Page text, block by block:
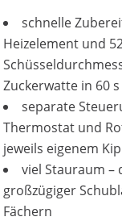
schnelle
Heizelement und
Zuckerwatte in 60 s
separate
Thermostat und
jeweils eigenem
viel Stauraum –
großzügiger
Fächern